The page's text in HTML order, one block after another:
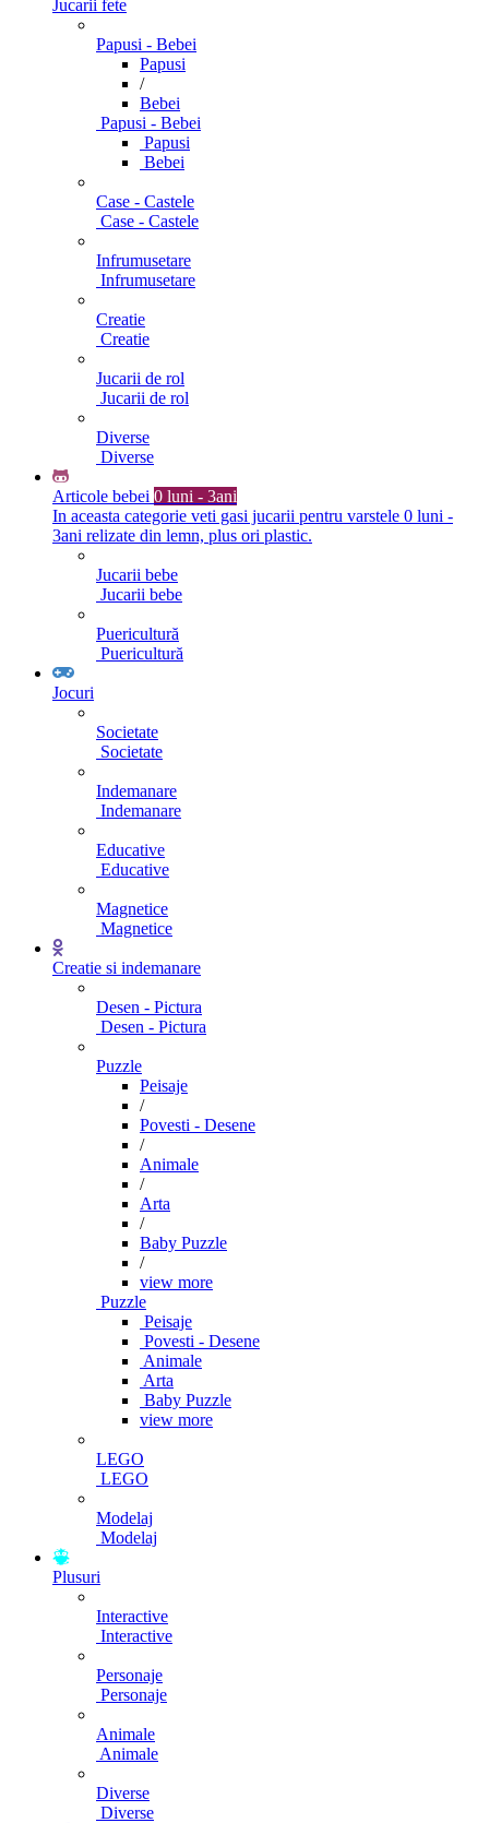
Jucarii fete
Papusi - Bebei
Papusi
/
Bebei
Papusi - Bebei
Papusi
Bebei
Case - Castele
Case - Castele
Infrumusetare
Infrumusetare
Creatie
Creatie
Jucarii de rol
Jucarii de rol
Diverse
Diverse
Articole bebei 0 luni - 3ani
In aceasta categorie veti gasi jucarii pentru varstele 0 luni -
3ani relizate din lemn, plus ori plastic.
Jucarii bebe
Jucarii bebe
Puericultură
Puericultură
Jocuri
Societate
Societate
Indemanare
Indemanare
Educative
Educative
Magnetice
Magnetice
Creatie si indemanare
Desen - Pictura
Desen - Pictura
Puzzle
Peisaje
/
Povesti - Desene
/
Animale
/
Arta
/
Baby Puzzle
/
view more
Puzzle
Peisaje
Povesti - Desene
Animale
Arta
Baby Puzzle
view more
LEGO
LEGO
Modelaj
Modelaj
Plusuri
Interactive
Interactive
Personaje
Personaje
Animale
Animale
Diverse
Diverse